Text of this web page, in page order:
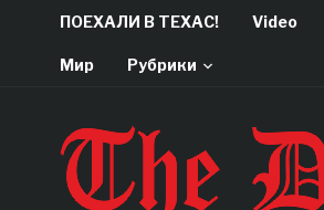
ПОЕХАЛИ В ТЕХАС! Video
Мир Рубрики